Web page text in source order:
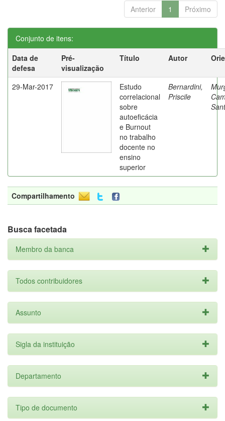
Anterior 1 Próximo
Conjunto de itens:
Data de
defesa
Pré-
visualização
Título Autor
29-Mar-2017
Estudo
correlacional
sobre
autoeficácia
e Burnout
no trabalho
docente no
ensino
superior
Bernardini,
Priscile
Compartilhamento
Busca facetada
Membro da banca
Todos contribuidores
Assunto
Sigla da instituição
Departamento
Tipo de documento